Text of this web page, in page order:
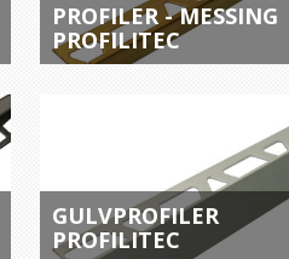
PROFILER - MESSING
PROFILITEC
GULVPROFILER
PROFILITEC